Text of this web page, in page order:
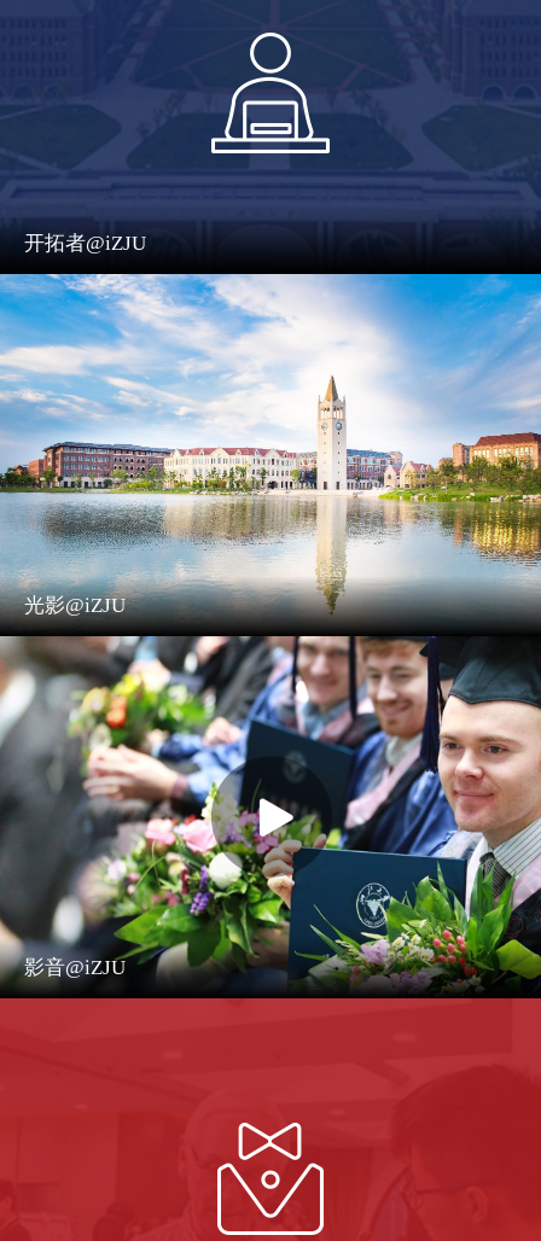
开拓者@iZJU
光影@iZJU
影音@iZJU